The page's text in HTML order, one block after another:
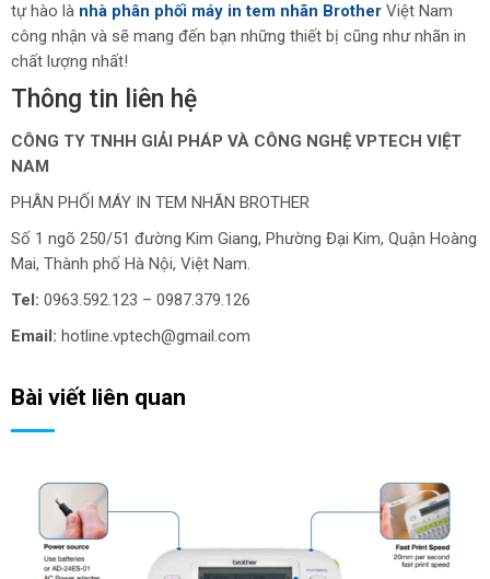
tự hào là nhà phân phối máy in tem nhãn Brother Việt Nam
công nhận và sẽ mang đến bạn những thiết bị cũng như nhãn in
chất lượng nhất!
Thông tin liên hệ
CÔNG TY TNHH GIẢI PHÁP VÀ CÔNG NGHỆ VPTECH VIỆT
NAM
PHÂN PHỐI MÁY IN TEM NHÃN BROTHER
Số 1 ngõ 250/51 đường Kim Giang, Phường Đại Kim, Quận Hoàng
Mai, Thành phố Hà Nội, Việt Nam.
Tel: 0963.592.123 – 0987.379.126
Email: hotline.vptech@gmail.com
Bài viết liên quan